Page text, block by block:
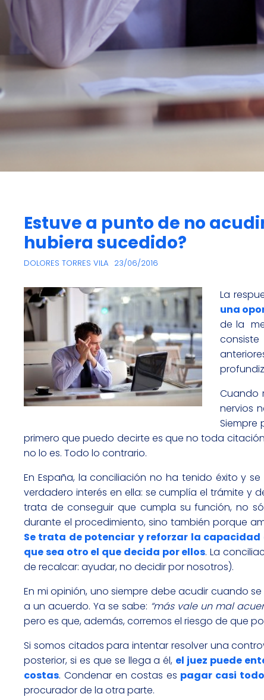
Estuve a punto de no
hubiera sucedido?
DOLORES TORRES VILA 23/06/2016
La
una
de la
Cuando
nervios
Siempre
primero que puedo decirte es que no toda
no lo es. Todo lo contrario.
En España, la conciliación no ha tenido éxito y
verdadero interés en ella: se cumplía el trámite y
trata de conseguir que cumpla su función, no
durante el procedimiento, sino también porque
Se trata de potenciar y reforzar la
que sea otro el que decida por ellos. La
de recalcar: ayudar, no decidir por nosotros).
En mi opinión, uno siempre debe acudir cuando
a un acuerdo. Ya se sabe: “más vale un mal
pero es que, además, corremos el riesgo de que
Si somos citados para intentar resolver una
posterior, si es que se llega a él, el juez puede
costas. Condenar en costas es pagar casi
procurador de la otra parte.